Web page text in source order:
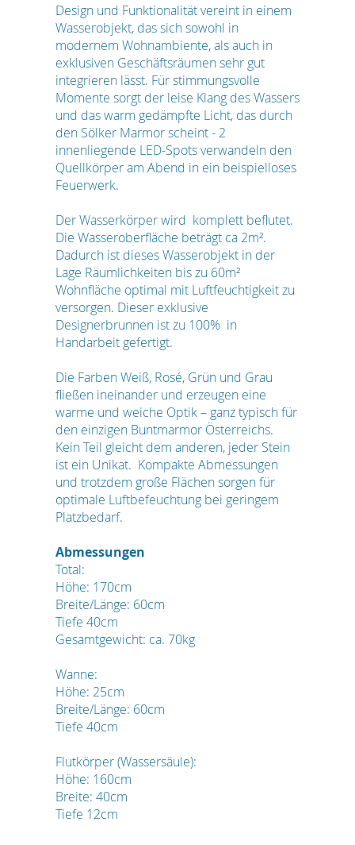
Design und Funktionalität vereint in einem
Wasserobjekt, das sich sowohl in
modernem Wohnambiente, als auch in
exklusiven Geschäftsräumen sehr gut
integrieren lässt. Für stimmungsvolle
Momente sorgt der leise Klang des Wassers
und das warm gedämpfte Licht, das durch
den Sölker Marmor scheint - 2
innenliegende LED-Spots verwandeln den
Quellkörper am Abend in ein beispielloses
Feuerwerk.
Der Wasserkörper wird komplett beflutet.
Die Wasseroberfläche beträgt ca 2m².
Dadurch ist dieses Wasserobjekt in der
Lage Räumlichkeiten bis zu 60m²
Wohnfläche optimal mit Luftfeuchtigkeit zu
versorgen. Dieser exklusive
Designerbrunnen ist zu 100% in
Handarbeit gefertigt.
Die Farben Weiß, Rosé, Grün und Grau
fließen ineinander und erzeugen eine
warme und weiche Optik – ganz typisch für
den einzigen Buntmarmor Österreichs.
Kein Teil gleicht dem anderen, jeder Stein
ist ein Unikat. Kompakte Abmessungen
und trotzdem große Flächen sorgen für
optimale Luftbefeuchtung bei geringem
Platzbedarf.
Abmessungen
Total:
Höhe: 170cm
Breite/Länge: 60cm
Tiefe 40cm
Gesamtgewicht: ca. 70kg
Wanne:
Höhe: 25cm
Breite/Länge: 60cm
Tiefe 40cm
Flutkörper (Wassersäule):
Höhe: 160cm
Breite: 40cm
Tiefe 12cm